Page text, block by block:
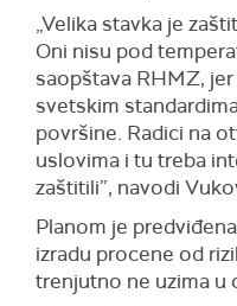
„Velika stavka je
Oni nisu pod
saopštava RHMZ,
svetskim
površine. Radici na
uslovima i tu treba
zaštitili”, navodi
Planom je
izradu procene od
trenjutno ne uzima u